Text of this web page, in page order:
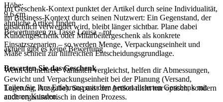
Im Geschenk-Kontext punktet der Artikel durch seine Individualität,
im Business-Kontext durch seinen Nutzwert: Ein Gegenstand, der
tatsächlich verwendet wird, bleibt länger sichtbar. Plane dabei
Kundengeschenk oder Mitarbeitergeschenk als konkrete
Einsatzszenarien – so werden Menge, Verpackungseinheit und
Maße schnell zur hilfreichen Entscheidungsgrundlage.
Wenn du mehrere Varianten vergleichst, helfen dir Abmessungen,
Gewicht und Verpackungseinheit bei der Planung (Versand,
Lagerung, Ausgabe). So passt der Artikel nicht nur optisch, sondern
auch organisatorisch in deinen Prozess.
Höhe:
9,6cm
ähnliche Artikel finden
Bewertungen zu Tasse Lousa - rot
aktuell gibt es keine Bewertung
Bewerten Sie das Geschenk
Teilen Sie Ihre Erfahrung mit dem personalisierten Geschenk mit
anderen Kunden.